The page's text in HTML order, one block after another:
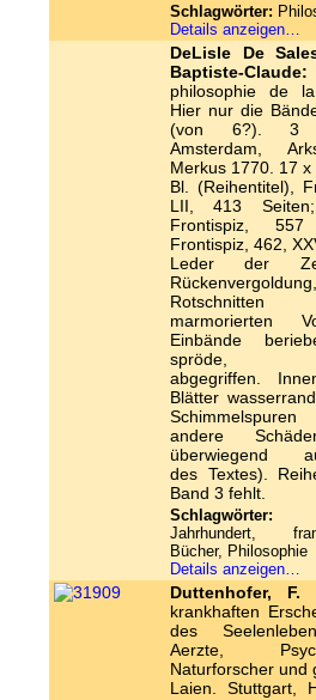
Schlagwörter:
Details anzeigen…
DeLisle De
Baptiste-Claude:
philosophie de
Hier nur die
(von 6?). 3
Amsterdam,
Merkus 1770. 17 x
Bl. (Reihentitel),
LII, 413
Frontispiz, 557
Frontispiz, 462,
Leder der
Rückenvergoldung,
marmorierten
Einbände
spröde,
abgegriffen.
Blätter
andere
überwiegend
des Textes).
Band 3 fehlt.
Schlagwörter:
Jahrhundert,
Bücher, Philosophie
Details anzeigen…
Duttenhofer, F.
krankhaften
des
Aerzte,
Naturforscher und
Laien. Stuttgart,